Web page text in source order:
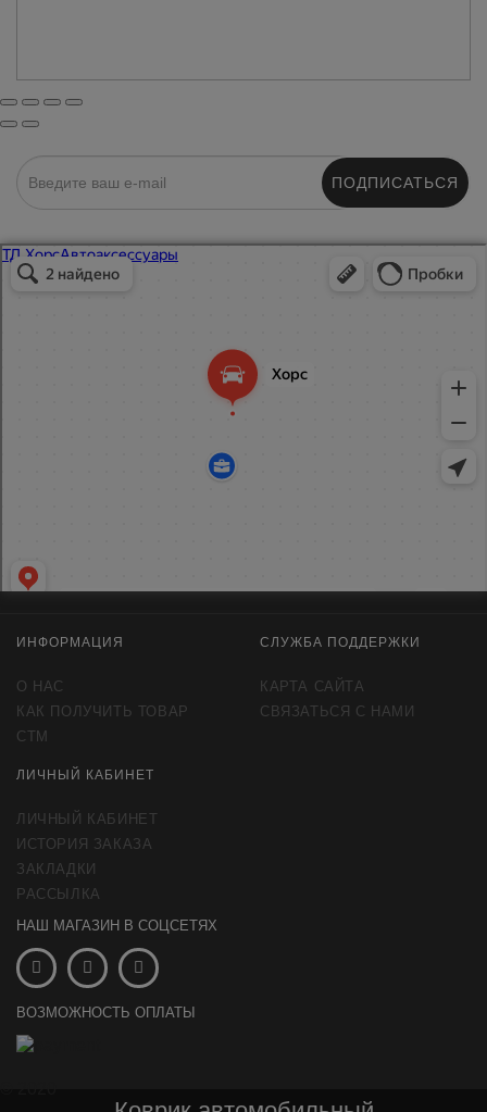
ПОДПИСАТЬСЯ
ИНФОРМАЦИЯ
О НАС
КАК ПОЛУЧИТЬ ТОВАР
СТМ
СЛУЖБА ПОДДЕРЖКИ
КАРТА САЙТА
СВЯЗАТЬСЯ С НАМИ
ЛИЧНЫЙ КАБИНЕТ
ЛИЧНЫЙ КАБИНЕТ
ИСТОРИЯ ЗАКАЗА
ЗАКЛАДКИ
РАССЫЛКА
НАШ МАГАЗИН В СОЦСЕТЯХ
ВОЗМОЖНОСТЬ ОПЛАТЫ